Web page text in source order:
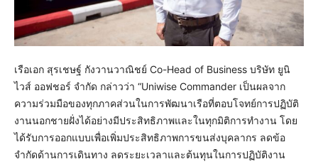
เรือเอก สุรเชษฐ์ กังวานวาณิชย์ Co-Head of Business บริษัท ยูนิ
ไวส์ ออฟชอร์ จำกัด กล่าวว่า “Uniwise Commander เป็นผลจาก
ความร่วมมือของทุกภาคส่วนในการพัฒนาเรือที่ตอบโจทย์การปฏิบัติ
งานนอกชายฝั่งได้อย่างมีประสิทธิภาพและในทุกมิติการทำงาน โดย
ได้รับการออกแบบเพื่อเพิ่มประสิทธิภาพการขนส่งบุคลากร ลดข้อ
จำกัดด้านการเดินทาง ลดระยะเวลาและต้นทุนในการปฏิบัติงาน